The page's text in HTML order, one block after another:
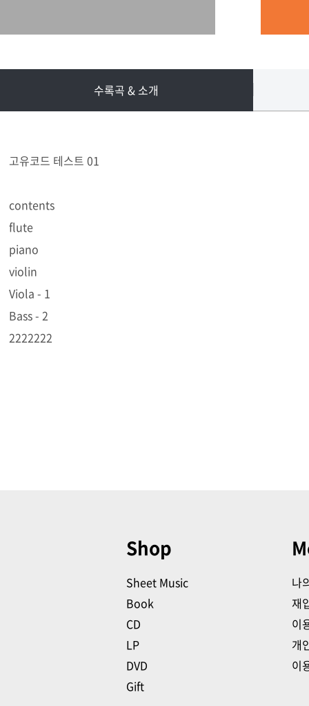
수록곡 & 소개
고유코드 테스트 01
contents
flute
piano
violin
Viola - 1
Bass - 2
2222222
Shop
Sheet Music
Book
CD
LP
DVD
Gift
나
재
이
개
이